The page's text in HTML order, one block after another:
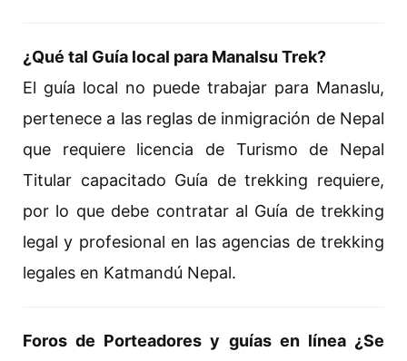
¿Qué tal Guía local para Manalsu Trek?
El guía local no puede trabajar para Manaslu,
pertenece a las reglas de inmigración de Nepal
que requiere licencia de Turismo de Nepal
Titular capacitado Guía de trekking requiere,
por lo que debe contratar al Guía de trekking
legal y profesional en las agencias de trekking
legales en Katmandú Nepal.
Foros de Porteadores y guías en línea ¿Se